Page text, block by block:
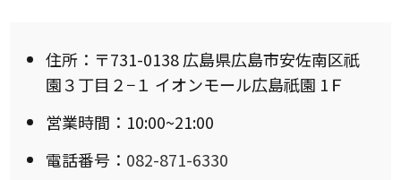
住所：〒731-0138 広島県広島市安佐南区祇
園３丁目２−１ イオンモール広島祇園 1Ｆ
営業時間：10:00~21:00
電話番号： 082-871-6330